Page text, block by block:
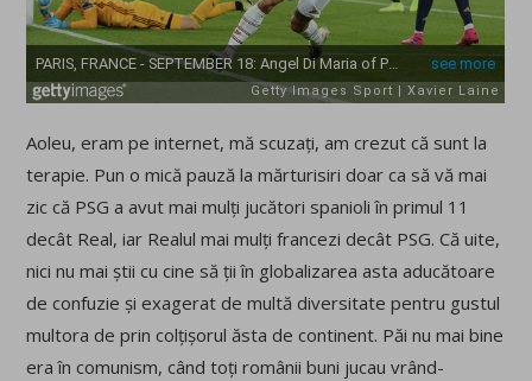
Aoleu, eram pe internet, mă scuzați, am crezut că sunt la
terapie. Pun o mică pauză la mărturisiri doar ca să vă mai
zic că PSG a avut mai mulți jucători spanioli în primul 11
decât Real, iar Realul mai mulți francezi decât PSG. Că uite,
nici nu mai știi cu cine să ții în globalizarea asta aducătoare
de confuzie și exagerat de multă diversitate pentru gustul
multora de prin colțișorul ăsta de continent. Păi nu mai bine
era în comunism, când toți românii buni jucau vrând-